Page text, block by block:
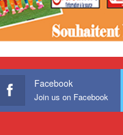
Facebook
Join us on Facebook